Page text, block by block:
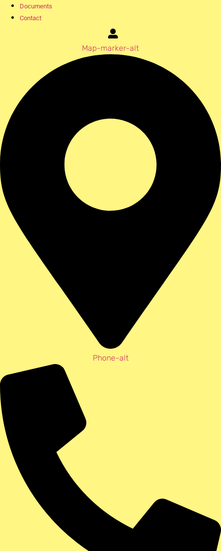
Documents
Contact
Map-marker-alt
Phone-alt